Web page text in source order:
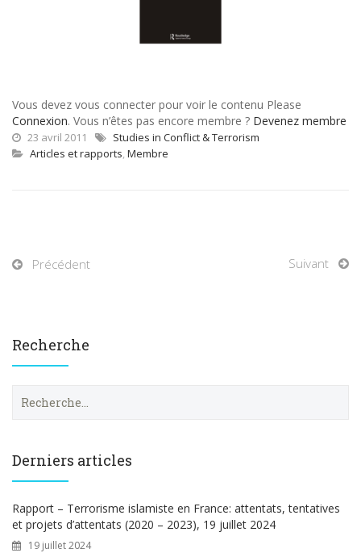
Vous devez vous connecter pour voir le contenu Please
Connexion. Vous n’êtes pas encore membre ? Devenez membre
23 avril 2011
Studies in Conflict & Terrorism
Articles et rapports, Membre
Précédent Suivant
Recherche
e
h
e
r
Derniers articles
Rapport – Terrorisme islamiste en France: attentats, tentatives
et projets d’attentats (2020 – 2023), 19 juillet 2024
19 juillet 2024